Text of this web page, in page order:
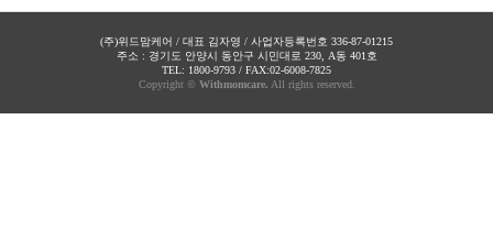
(주)위드맘케어 / 대표 김자영 / 사업자등록번호 336-87-01215
주소 : 경기도 안양시 동안구 시민대로 230, A동 401호
TEL: 1800-9793 / FAX:02-6008-7825
Copyright © Withmomcare. All rights reserved.